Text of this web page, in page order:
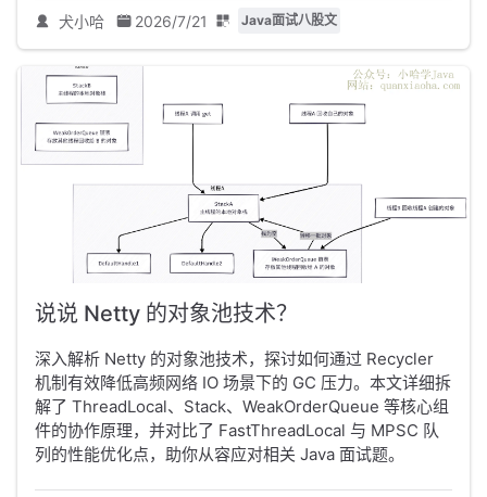
犬小哈 2026/7/21 Java面试八股文
说说 Netty 的对象池技术？
深入解析 Netty 的对象池技术，探讨如何通过 Recycler
机制有效降低高频网络 IO 场景下的 GC 压力。本文详细拆
解了 ThreadLocal、Stack、WeakOrderQueue 等核心组
件的协作原理，并对比了 FastThreadLocal 与 MPSC 队
列的性能优化点，助你从容应对相关 Java 面试题。